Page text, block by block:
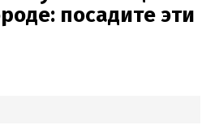
посадите эти